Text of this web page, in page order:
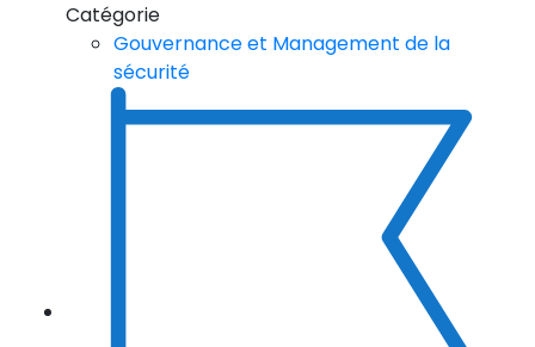
Catégorie
Gouvernance et Management de la
sécurité